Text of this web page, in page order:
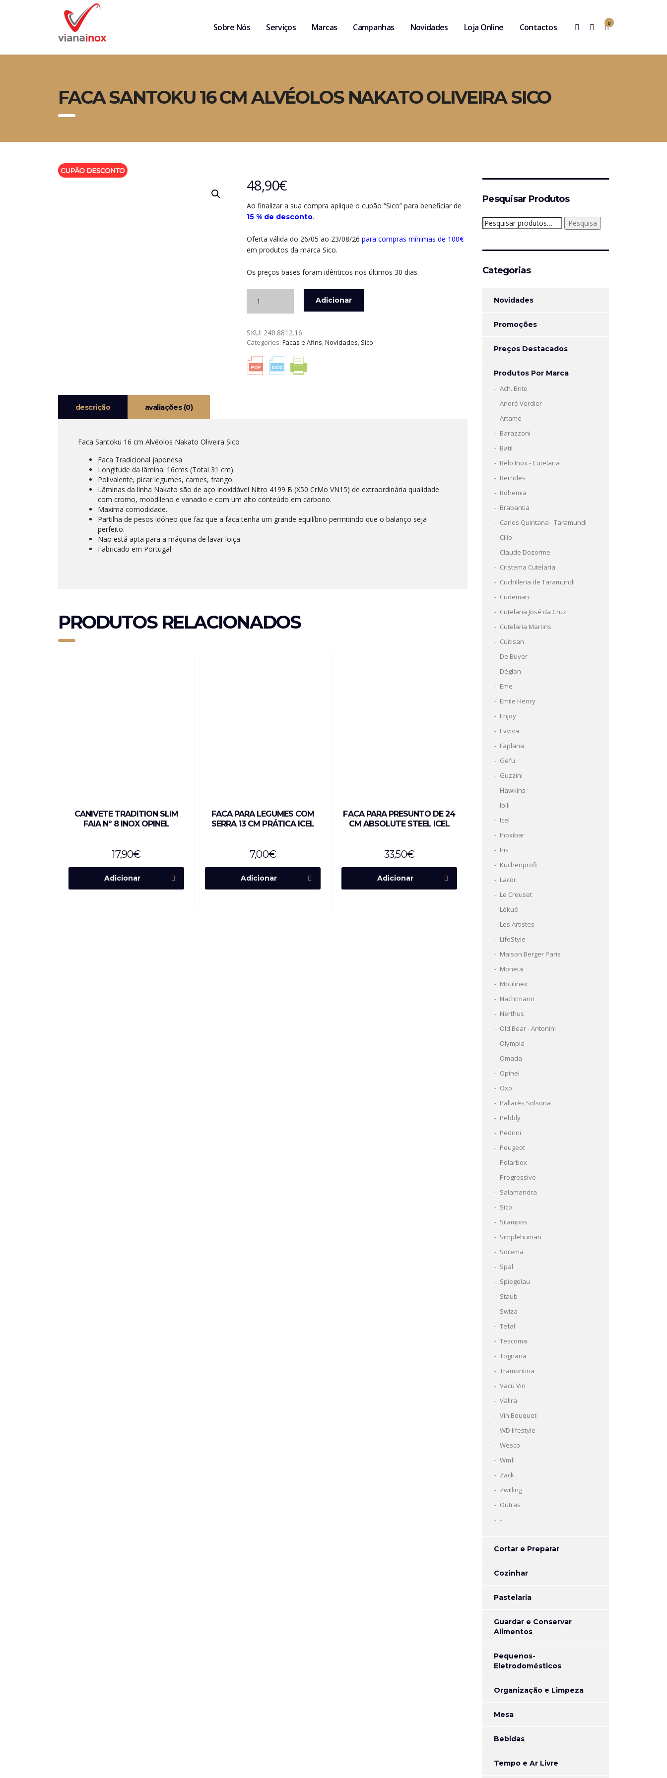
0
Sobre Nós Serviços Marcas Campanhas Novidades Loja Online Contactos
FACA SANTOKU 16 CM ALVÉOLOS NAKATO OLIVEIRA SICO
48,90€
Ao finalizar a sua compra aplique o cupão “Sico” para beneficiar de
15 % de desconto.
Oferta válida do 26/05 ao 23/08/26 para compras mínimas de 100€
em produtos da marca Sico.
Os preços bases foram idênticos nos últimos 30 dias.
FACA
16
CM
NAKATO
OLIVEIRA
Adicionar
SKU: 240.8812.16
Categories: Facas e Afins,Novidades, Sico
descrição avaliações (0)
Faca Santoku 16 cm Alvéolos Nakato Oliveira Sico
Faca Tradicional japonesa
Longitude da lâmina: 16cms (Total 31 cm)
Polivalente, picar legumes, carnes, frango.
Lâminas da linha Nakato são de aço inoxidável Nitro 4199 B (X50 CrMo VN15) de extraordinária qualidade
com cromo, mobdileno e vanadio e com um alto conteúdo em carbono.
Maxima comodidade.
Partilha de pesos idóneo que faz que a faca tenha um grande equilíbrio permitindo que o balanço seja
perfeito.
Não está apta para a máquina de lavar loiça
Fabricado em Portugal
PRODUTOS RELACIONADOS
CANIVETE TRADITION SLIM
FAIA Nº 8 INOX OPINEL
17,90€
Adicionar
FACA PARA LEGUMES COM
SERRA 13 CM PRÁTICA ICEL
7,00€
Adicionar
FACA PARA PRESUNTO DE 24
CM ABSOLUTE STEEL ICEL
33,50€
Adicionar
Pesquisar Produtos
Pesquisar
por:
Pesquisa
Categorias
Novidades
Promoções
Preços Destacados
Produtos Por Marca
Ach. Brito
André Verdier
Artame
Barazzoni
Batil
Belo Inox - Cutelaria
Berndes
Bohemia
Brabantia
Carlos Quintana - Taramundi
Cilio
Claude Dozorme
Cristema Cutelaria
Cuchilleria de Taramundi
Cudeman
Cutelaria José da Cruz
Cutelaria Martins
Cuitisan
De Buyer
Déglon
Eme
Emile Henry
Enjoy
Evviva
Faplana
Gefu
Guzzini
Hawkins
Ibili
Icel
Inoxibar
Iris
Kuchenprofi
Lacor
Le Creuset
Lékué
Les Artistes
LifeStyle
Maison Berger Paris
Moneta
Moulinex
Nachtmann
Nerthus
Old Bear - Antonini
Olympia
Omada
Opinel
Oxo
Pallarès Solsona
Pebbly
Pedrini
Peugeot
Polarbox
Progressive
Salamandra
Sico
Silampos
Simplehuman
Sorema
Spal
Spiegelau
Staub
Swiza
Tefal
Tescoma
Tognana
Tramontina
Vacu Vin
Valira
Vin Bouquet
WD lifestyle
Wesco
Wmf
Zack
Zwilling
Outras
-
Cortar e Preparar
Cozinhar
Pastelaria
Guardar e Conservar
Alimentos
Pequenos-
Eletrodomésticos
Organização e Limpeza
Mesa
Bebidas
Tempo e Ar Livre